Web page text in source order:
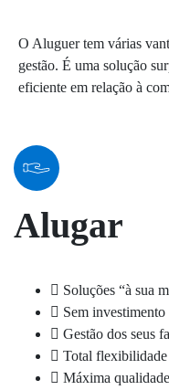
O Aluguer tem várias
gestão. É uma solução
eficiente em relação à
Alugar
Soluções “à sua
Sem
Gestão dos seus
Total flexibilidade
Máxima